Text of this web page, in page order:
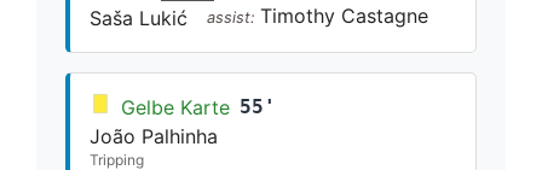
Saša Lukić assist: Timothy Castagne
Gelbe Karte 55'
João Palhinha
Tripping